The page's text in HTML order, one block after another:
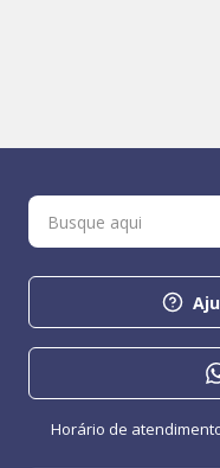
Horário de